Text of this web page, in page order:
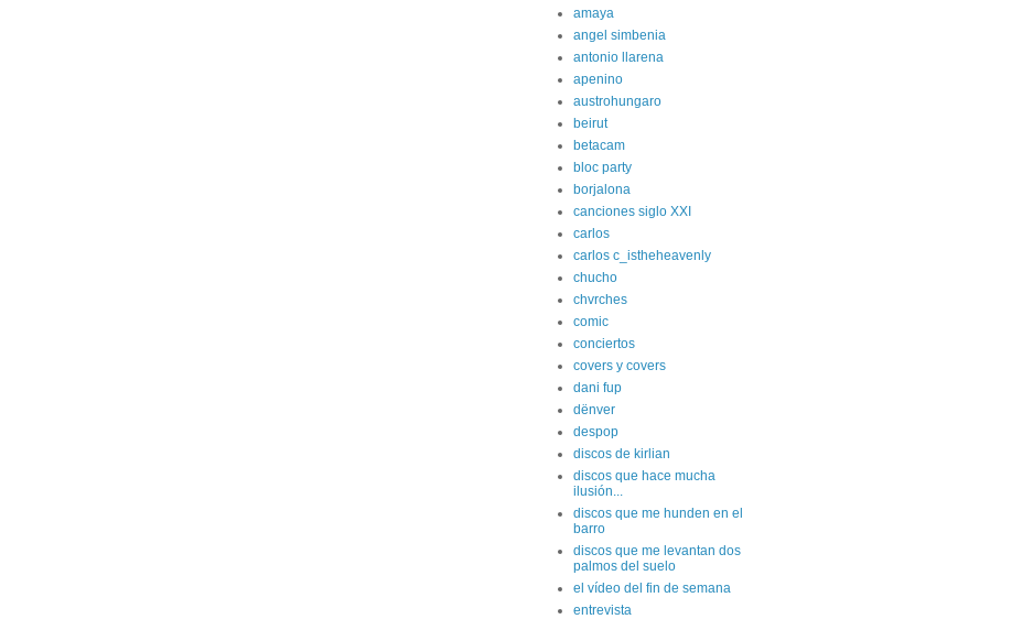
amaya
angel simbenia
antonio llarena
apenino
austrohungaro
beirut
betacam
bloc party
borjalona
canciones siglo XXI
carlos
carlos c_istheheavenly
chucho
chvrches
comic
conciertos
covers y covers
dani fup
dënver
despop
discos de kirlian
discos que hace mucha
ilusión...
discos que me hunden en el
barro
discos que me levantan dos
palmos del suelo
el vídeo del fin de semana
entrevista